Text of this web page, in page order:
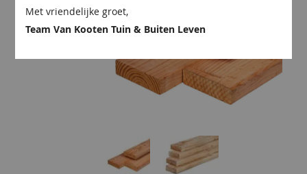
Met vriendelijke groet,
Team Van Kooten Tuin & Buiten Leven